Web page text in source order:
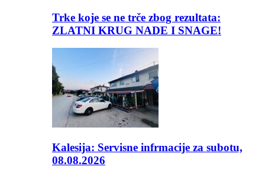
Trke koje se ne trče zbog rezultata:
ZLATNI KRUG NADE I SNAGE!
Kalesija: Servisne infrmacije za subotu,
08.08.2026